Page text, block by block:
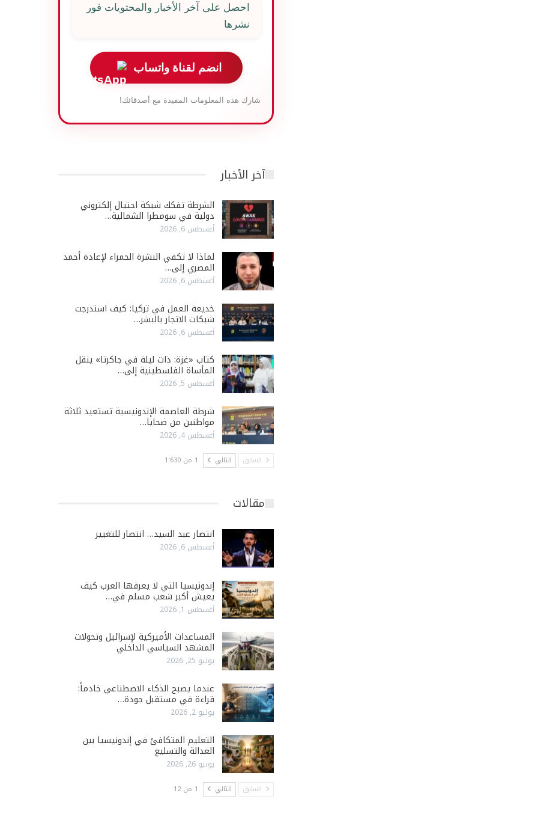
احصل على آخر الأخبار والمحتويات فور
نشرها
انضم لقناة واتساب
شارك هذه المعلومات المفيدة مع أصدقائك!
آخر الأخبار
الشرطة تفكك شبكة احتيال إلكتروني
دولية في سومطرا الشمالية…
أغسطس 6, 2026
لماذا لا تكفي النشرة الحمراء لإعادة أحمد
المصري إلى…
أغسطس 6, 2026
خديعة العمل في تركيا: كيف استدرجت
شبكات الاتجار بالبشر…
أغسطس 6, 2026
كتاب «غزة: ذات ليلة في جاكرتا» ينقل
المأساة الفلسطينية إلى…
أغسطس 5, 2026
شرطة العاصمة الإندونيسية تستعيد ثلاثة
مواطنين من ضحايا…
أغسطس 4, 2026
السابق التالي 1 من 1٬630
مقالات
انتصار عبد السيد… انتصار للتغيير
أغسطس 6, 2026
إندونيسيا التي لا يعرفها العرب كيف
يعيش أكبر شعب مسلم في…
أغسطس 1, 2026
المساعدات الأميركية لإسرائيل وتحولات
المشهد السياسي الداخلي
يوليو 25, 2026
عندما يصبح الذكاء الاصطناعي خادماً:
قراءة في مستقبل جودة…
يوليو 2, 2026
التعليم المتكافئ في إندونيسيا بين
العدالة والتسليع
يونيو 26, 2026
السابق التالي 1 من 12